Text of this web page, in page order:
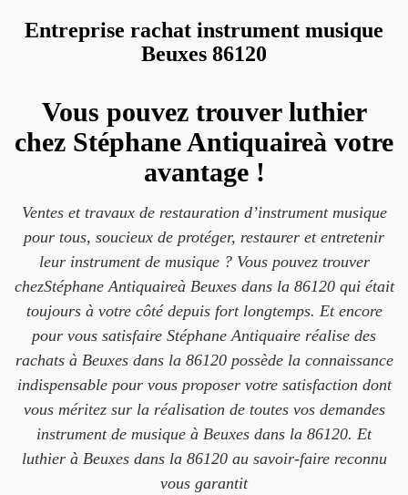
Entreprise rachat instrument musique
Beuxes 86120
Vous pouvez trouver luthier
chez Stéphane Antiquaireà votre
avantage !
Ventes et travaux de restauration d’instrument musique
pour tous, soucieux de protéger, restaurer et entretenir
leur instrument de musique ? Vous pouvez trouver
chezStéphane Antiquaireà Beuxes dans la 86120 qui était
toujours à votre côté depuis fort longtemps. Et encore
pour vous satisfaire Stéphane Antiquaire réalise des
rachats à Beuxes dans la 86120 possède la connaissance
indispensable pour vous proposer votre satisfaction dont
vous méritez sur la réalisation de toutes vos demandes
instrument de musique à Beuxes dans la 86120. Et
luthier à Beuxes dans la 86120 au savoir-faire reconnu
vous garantit